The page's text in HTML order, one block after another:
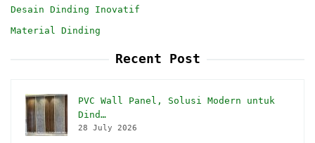
Desain Dinding Inovatif
Material Dinding
Recent Post
PVC Wall Panel, Solusi Modern untuk
Dind…
28 July 2026